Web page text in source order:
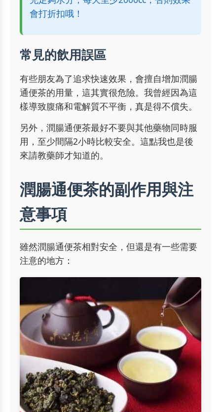
會打折扣哦！
常見的飲用誤區
有些朋友為了追求快速效果，會擅自增加潤腸
通便茶的用量，這其實很危險。我曾經因為這
樣導致腹痛和電解質不平衡，真是得不償失。
另外，潤腸通便茶最好不要與其他藥物同時服
用，至少間隔2小時比較安全。這點我也是後
來請教藥師才知道的。
潤腸通便茶的副作用與注
意事項
雖然潤腸通便茶相對安全，但還是有一些需要
注意的地方：